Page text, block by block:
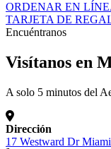
ORDENAR EN
TARJETA DE
Encuéntranos
Visítanos en
A solo 5 minutos del
Dirección
17 Westward Dr